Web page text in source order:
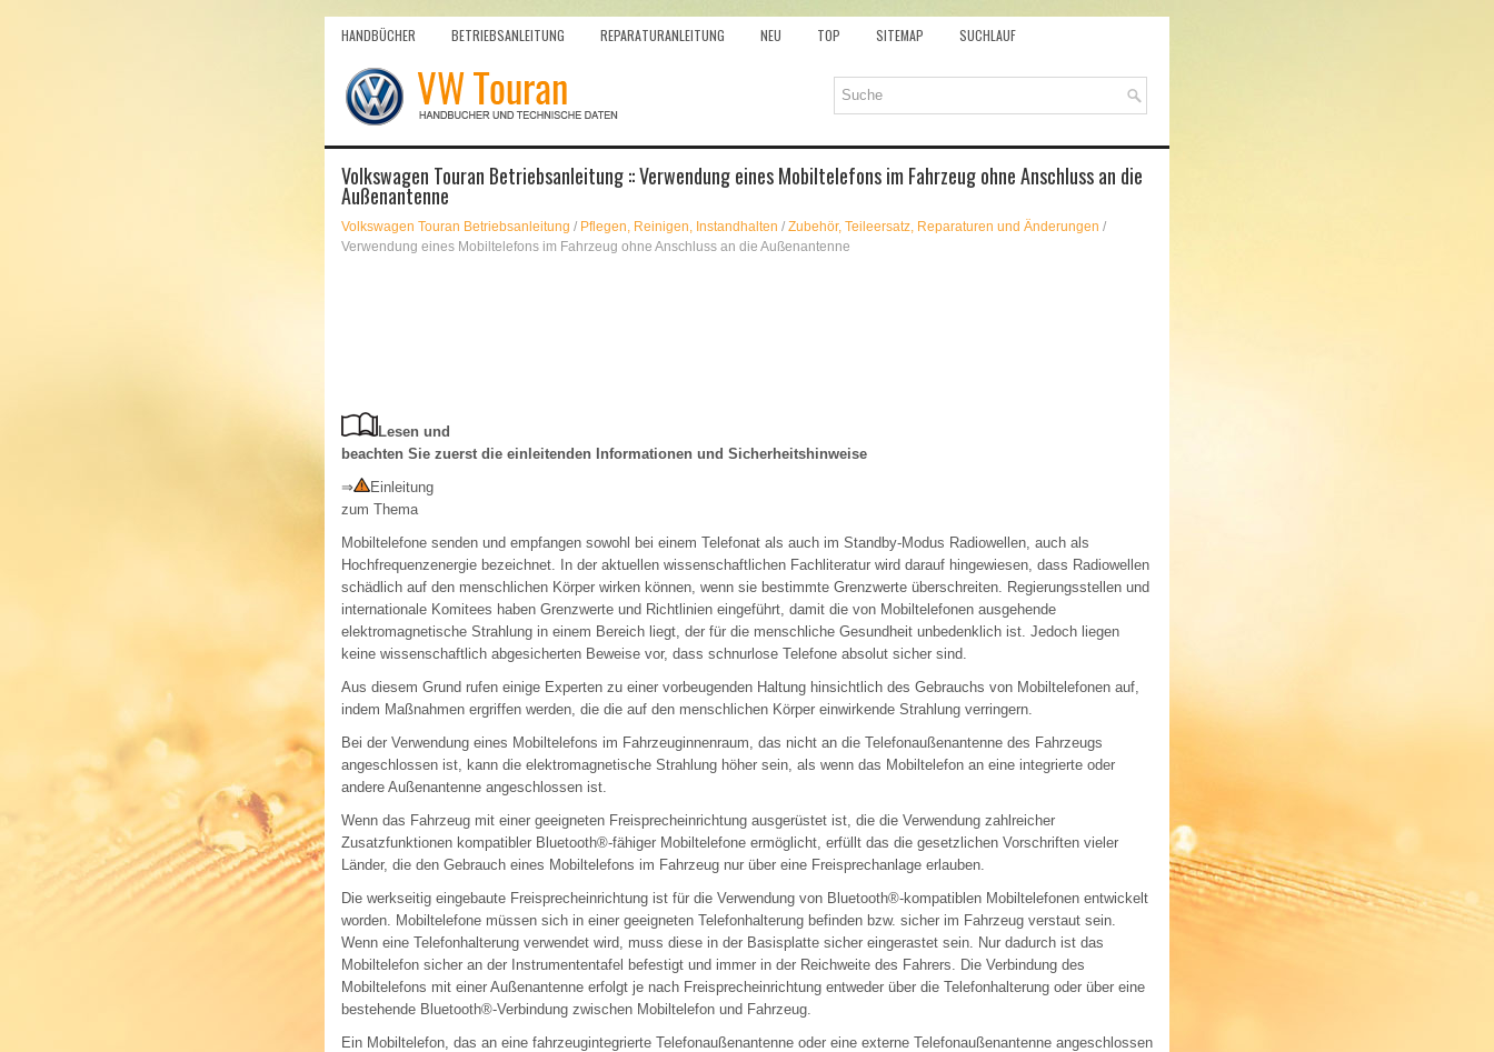
HANDBÜCHER BETRIEBSANLEITUNG REPARATURANLEITUNG NEU TOP SITEMAP SUCHLAUF
Volkswagen Touran Betriebsanleitung :: Verwendung eines Mobiltelefons im Fahrzeug ohne Anschluss an die
Außenantenne
Volkswagen Touran Betriebsanleitung / Pflegen, Reinigen, Instandhalten / Zubehör, Teileersatz, Reparaturen und Änderungen /
Verwendung eines Mobiltelefons im Fahrzeug ohne Anschluss an die Außenantenne
Lesen und
beachten Sie zuerst die einleitenden Informationen und Sicherheitshinweise
⇒
Einleitung
zum Thema
Mobiltelefone senden und empfangen sowohl bei einem Telefonat als auch im Standby-Modus Radiowellen, auch als
Hochfrequenzenergie bezeichnet. In der aktuellen wissenschaftlichen Fachliteratur wird darauf hingewiesen, dass Radiowellen
schädlich auf den menschlichen Körper wirken können, wenn sie bestimmte Grenzwerte überschreiten. Regierungsstellen und
internationale Komitees haben Grenzwerte und Richtlinien eingeführt, damit die von Mobiltelefonen ausgehende
elektromagnetische Strahlung in einem Bereich liegt, der für die menschliche Gesundheit unbedenklich ist. Jedoch liegen
keine wissenschaftlich abgesicherten Beweise vor, dass schnurlose Telefone absolut sicher sind.
Aus diesem Grund rufen einige Experten zu einer vorbeugenden Haltung hinsichtlich des Gebrauchs von Mobiltelefonen auf,
indem Maßnahmen ergriffen werden, die die auf den menschlichen Körper einwirkende Strahlung verringern.
Bei der Verwendung eines Mobiltelefons im Fahrzeuginnenraum, das nicht an die Telefonaußenantenne des Fahrzeugs
angeschlossen ist, kann die elektromagnetische Strahlung höher sein, als wenn das Mobiltelefon an eine integrierte oder
andere Außenantenne angeschlossen ist.
Wenn das Fahrzeug mit einer geeigneten Freisprecheinrichtung ausgerüstet ist, die die Verwendung zahlreicher
Zusatzfunktionen kompatibler Bluetooth®-fähiger Mobiltelefone ermöglicht, erfüllt das die gesetzlichen Vorschriften vieler
Länder, die den Gebrauch eines Mobiltelefons im Fahrzeug nur über eine Freisprechanlage erlauben.
Die werkseitig eingebaute Freisprecheinrichtung ist für die Verwendung von Bluetooth®-kompatiblen Mobiltelefonen entwickelt
worden. Mobiltelefone müssen sich in einer geeigneten Telefonhalterung befinden bzw. sicher im Fahrzeug verstaut sein.
Wenn eine Telefonhalterung verwendet wird, muss diese in der Basisplatte sicher eingerastet sein. Nur dadurch ist das
Mobiltelefon sicher an der Instrumententafel befestigt und immer in der Reichweite des Fahrers. Die Verbindung des
Mobiltelefons mit einer Außenantenne erfolgt je nach Freisprecheinrichtung entweder über die Telefonhalterung oder über eine
bestehende Bluetooth®-Verbindung zwischen Mobiltelefon und Fahrzeug.
Ein Mobiltelefon, das an eine fahrzeugintegrierte Telefonaußenantenne oder eine externe Telefonaußenantenne angeschlossen